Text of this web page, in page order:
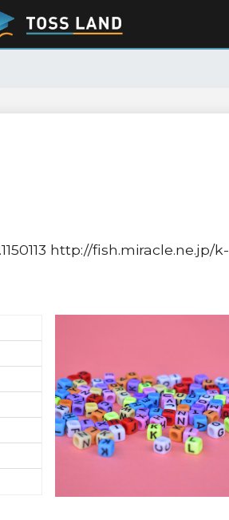
http://fish.miracle.ne.jp/k-